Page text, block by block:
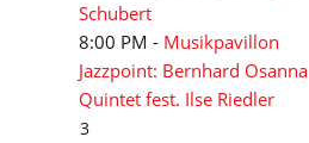
Schubert
8:00 PM - Musikpavillon
Jazzpoint: Bernhard Osanna
Quintet fest. Ilse Riedler
3